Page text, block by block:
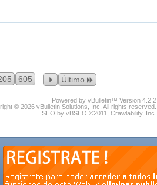
605 Último
Powered by vBulletin™ Version 4.2.2
© 2026 vBulletin Solutions, Inc. All rights reserved.
SEO by vBSEO ©2011, Crawlability, Inc.